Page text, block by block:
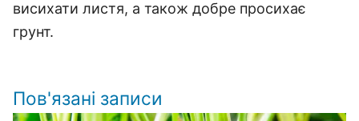
висихати листя, а також добре просихає
грунт.
Пов'язані записи